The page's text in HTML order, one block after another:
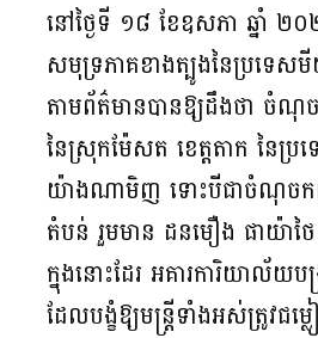
នៅថ្ងៃទី ១៨ ខែឧសភា ឆ្នាំ ២០
សមុទ្រភាគខាងត្បូងនៃប្រទេស
តាមព័ត៌មានបានឱ្យដឹងថា ចំ
នៃស្រុកម៉ែសត ខេត្តតាក នៃប្រ
យ៉ាងណាមិញ ទោះបីជាចំណុចកណ្ត
តំបន់ រួមមាន ដនមឿង ផាយ៉ាថ
ក្នុងនោះដែរ អគារការិយាល័យ
ដែលបង្ខំឱ្យមន្ត្រីទាំងអស់ត្រូវជម្